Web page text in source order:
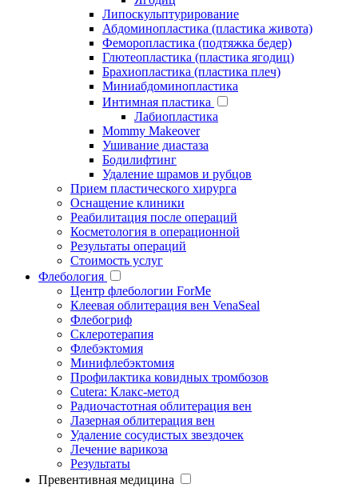
Липоскульптурирование
Абдоминопластика (пластика живота)
Феморопластика (подтяжка бедер)
Глютеопластика (пластика ягодиц)
Брахиопластика (пластика плеч)
Миниабдоминопластика
Интимная пластика
Лабиопластика
Mommy Makeover
Ушивание диастаза
Бодилифтинг
Удаление шрамов и рубцов
Прием пластического хирурга
Оснащение клиники
Реабилитация после операций
Косметология в операционной
Результаты операций
Стоимость услуг
Флебология
Центр флебологии ForMe
Клеевая облитерация вен VenaSeal
Флебогриф
Склеротерапия
Флебэктомия
Минифлебэктомия
Профилактика ковидных тромбозов
Cutera: Клакс-метод
Радиочастотная облитерация вен
Лазерная облитерация вен
Удаление сосудистых звездочек
Лечение варикоза
Результаты
Превентивная медицина